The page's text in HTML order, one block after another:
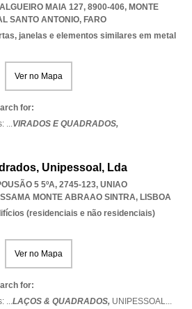
MAIA 127, 8900-406, MONTE
SANTO ANTONIO, FARO
janelas e elementos similares em metal
Ver no Mapa
for:
...VIRADOS E QUADRADOS,
Unipessoal, Lda
5 5ºA, 2745-123, UNIAO
MONTE ABRAAO SINTRA, LISBOA
(residenciais e não residenciais)
Ver no Mapa
for:
...LAÇOS & QUADRADOS, UNIPESSOAL...